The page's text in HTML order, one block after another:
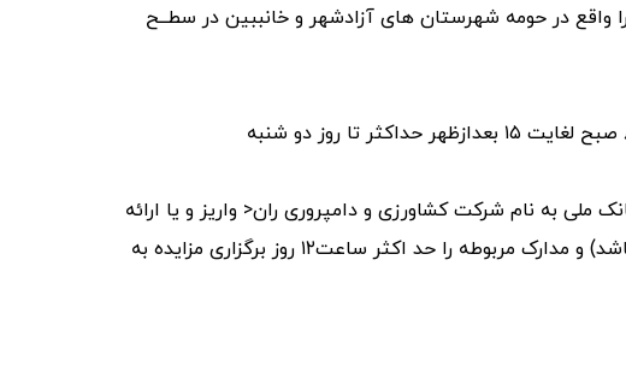
واقع در حومه شهرستان های آزادشهر و خانببین در سطــح
همچنین جهت بازدید از باغات وآگاهی ازشرایط مزایده می توانند ، همه روزه به استثناء ایام تعطیل از ساعت ۸ صبح لغایت ۱۵ بعدازظهر حداکثر تا روز دو شنبه
تعیین شده را طبق جدول به حساب شماره ۲۰۸۴۲۹۷۴۰ نزد بانک کشاورزی وحساب سیبا ۰۱۰۷۰۷۱۹۷۱۰۰۵ بانک ملی به نام شرکت کشاورزی و دامپروری ران< واریز و یا ارائه
ضمانت نامه بانکی تعهد پرداخت معتبر با مبلغ و سررسید معین (ضمانت نامه فرایند اجرای کار مورد تائید نمی باشد) و مدارک مربوطه را حد اکثر ساعت۱۲ روز برگزاری مزایده به